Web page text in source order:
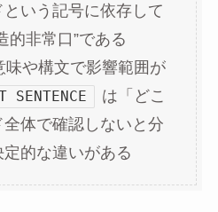
いう記号に依存して
的非常口”である
味や構文で影響範囲が
SENTENCE
は「どこ
体で確認しないと分
的な違いがある